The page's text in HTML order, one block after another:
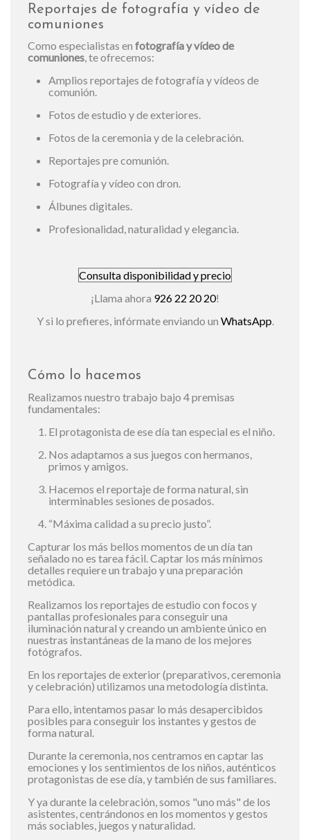
Reportajes de fotografía y vídeo de
comuniones
Como especialistas en fotografía y vídeo de
comuniones, te ofrecemos:
Amplios reportajes de fotografía y vídeos de
comunión.
Fotos de estudio y de exteriores.
Fotos de la ceremonia y de la celebración.
Reportajes pre comunión.
Fotografía y vídeo con dron.
Álbunes digitales.
Profesionalidad, naturalidad y elegancia.
Consulta disponibilidad y precio
¡Llama ahora 926 22 20 20!
Y si lo prefieres, infórmate enviando un WhatsApp.
Cómo lo hacemos
Realizamos nuestro trabajo bajo 4 premisas
fundamentales:
El protagonista de ese día tan especial es el niño.
Nos adaptamos a sus juegos con hermanos,
primos y amigos.
Hacemos el reportaje de forma natural, sin
interminables sesiones de posados.
“Máxima calidad a su precio justo”.
Capturar los más bellos momentos de un día tan
señalado no es tarea fácil. Captar los más mínimos
detalles requiere un trabajo y una preparación
metódica.
Realizamos los reportajes de estudio con focos y
pantallas profesionales para conseguir una
iluminación natural y creando un ambiente único en
nuestras instantáneas de la mano de los mejores
fotógrafos.
En los reportajes de exterior (preparativos, ceremonia
y celebración) utilizamos una metodología distinta.
Para ello, intentamos pasar lo más desapercibidos
posibles para conseguir los instantes y gestos de
forma natural.
Durante la ceremonia, nos centramos en captar las
emociones y los sentimientos de los niños, auténticos
protagonistas de ese día, y también de sus familiares.
Y ya durante la celebración, somos "uno más" de los
asistentes, centrándonos en los momentos y gestos
más sociables, juegos y naturalidad.